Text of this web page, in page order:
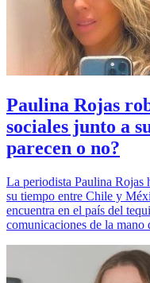
Paulina Rojas
sociales junto a
parecen o no?
La periodista Paulina Rojas
su tiempo entre Chile y
encuentra en el país del
comunicaciones de la mano